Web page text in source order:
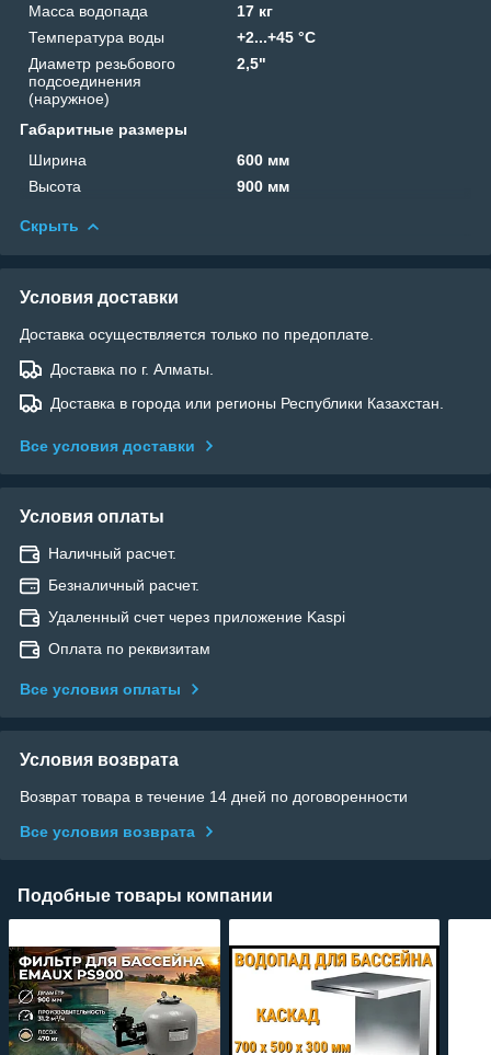
Масса водопада
17 кг
Температура воды
+2...+45 °C
Диаметр резьбового
подсоединения
(наружное)
2,5"
Габаритные размеры
Ширина
600 мм
Высота
900 мм
Скрыть
Условия доставки
Доставка осуществляется только по предоплате.
Доставка по г. Алматы.
Доставка в города или регионы Республики Казахстан.
Все условия доставки
Условия оплаты
Наличный расчет.
Безналичный расчет.
Удаленный счет через приложение Kaspi
Оплата по реквизитам
Все условия оплаты
Условия возврата
Возврат товара в течение 14 дней по договоренности
Все условия возврата
Подобные товары компании